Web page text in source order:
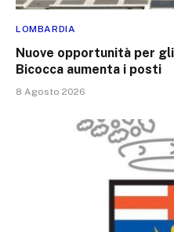
LOMBARDIA
Nuove opportunità per
Bicocca aumenta i posti
8 Agosto 2026